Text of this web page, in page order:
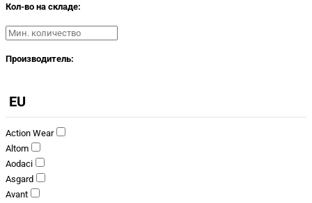
Кол-во на складе:
Производитель:
EU
Action Wear
Altom
Aodaci
Asgard
Avant